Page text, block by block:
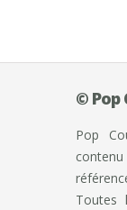
© Pop
Pop
Toutes